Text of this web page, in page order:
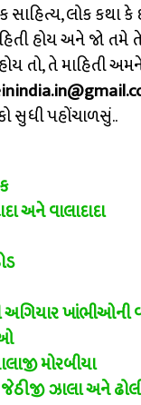
સાહિત્ય, લોક કથા
હોય અને જો તમે
તો, તે માહિતી
સુધી પહોંચાળસું..
અને વાલાદાદા
અગિયાર ખાંભીઓની
મોરબીયા
જેઠીજી ઝાલા અને